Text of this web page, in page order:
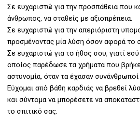
Σε ευχαριστώ για την προσπάθεια που
άνθρωπος, να σταθείς με αξιοπρέπεια.
Σε ευχαριστώ για την απεριόριστη
προσμένοντας μία λύση όσον αφορά το
Σε ευχαριστώ για το ήθος σου, γιατί
οποίος παρέδωσε τα χρήματα που
αστυνομία, όταν τα έχασαν συνάνθρωποί
Εύχομαι από βάθη καρδιάς να βρεθεί
και σύντομα να μπορέσετε να
το σπιτικό σας.